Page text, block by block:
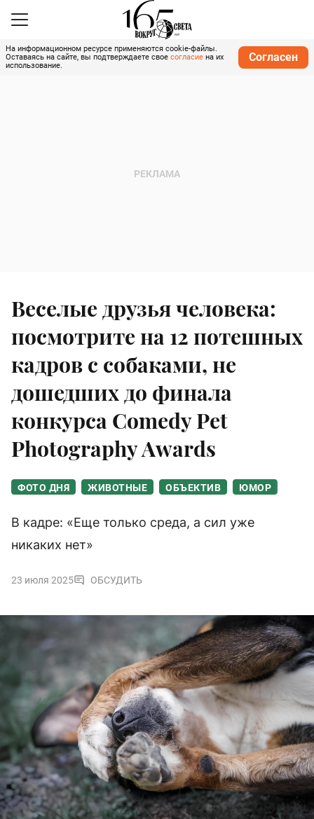
На информационном ресурсе применяются cookie-файлы.
Оставаясь на сайте, вы подтверждаете свое согласие на их
использование.
Согласен
Веселые друзья человека:
посмотрите на 12 потешных
кадров с собаками, не
дошедших до финала
конкурса Comedy Pet
Photography Awards
ФОТО ДНЯ ЖИВОТНЫЕ ОБЪЕКТИВ ЮМОР
В кадре: «Еще только среда, а сил уже
никаких нет»
23 июля 2025 ОБСУДИТЬ